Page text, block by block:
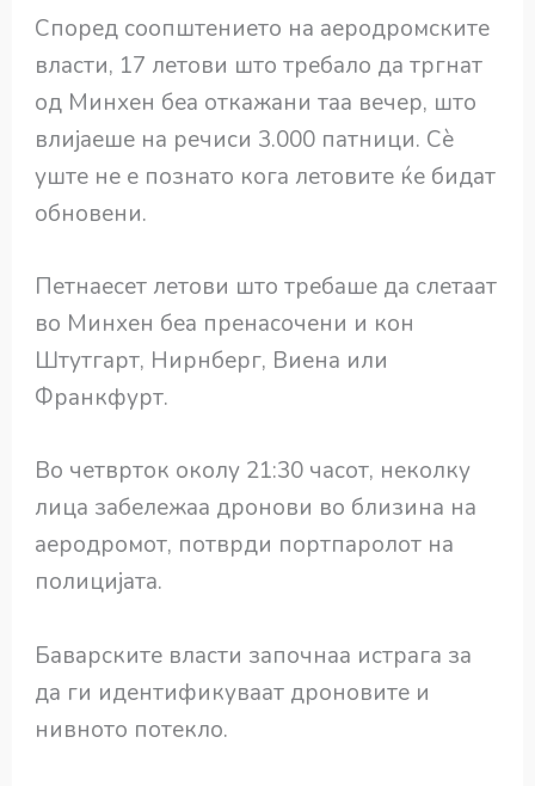
Според соопштението на аеродромските
власти, 17 летови што требало да тргнат
од Минхен беа откажани таа вечер, што
влијаеше на речиси 3.000 патници. Сè
уште не е познато кога летовите ќе бидат
обновени.
Петнаесет летови што требаше да слетаат
во Минхен беа пренасочени и кон
Штутгарт, Нирнберг, Виена или
Франкфурт.
Во четврток околу 21:30 часот, неколку
лица забележаа дронови во близина на
аеродромот, потврди портпаролот на
полицијата.
Баварските власти започнаа истрага за
да ги идентификуваат дроновите и
нивното потекло.